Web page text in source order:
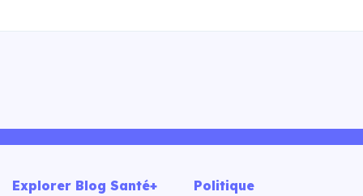
Explorer Blog Santé+ Politique